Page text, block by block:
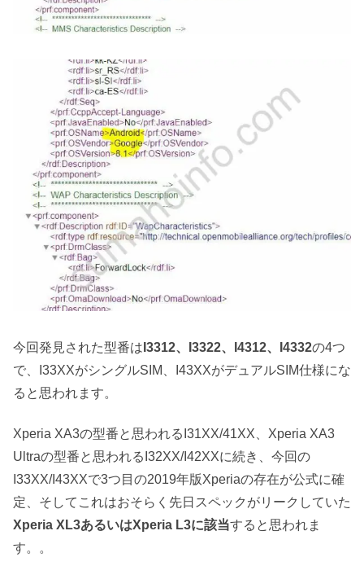
今回発見された型番は I3312、I3322、I4312、I4332の4つ
で、I33XXがシングルSIM、I43XXがデュアルSIM仕様にな
ると思われます。
Xperia XA3の型番と思われるI31XX/41XX、Xperia XA3
Ultraの型番と思われるI32XX/I42XXに続き、今回の
I33XX/I43XXで3つ目の2019年版Xperiaの存在が公式に確
定、そしてこれはおそらく先日スペックがリークしていた
Xperia XL3あるいはXperia L3に該当すると思われま
す。。